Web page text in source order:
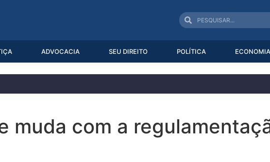
ADVOCACIA SEU DIREITO POLÍTICA ECONOMIA
muda com a